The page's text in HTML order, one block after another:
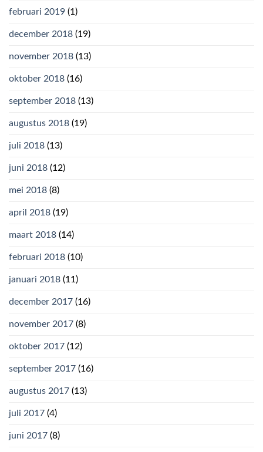
februari 2019 (1)
december 2018 (19)
november 2018 (13)
oktober 2018 (16)
september 2018 (13)
augustus 2018 (19)
juli 2018 (13)
juni 2018 (12)
mei 2018 (8)
april 2018 (19)
maart 2018 (14)
februari 2018 (10)
januari 2018 (11)
december 2017 (16)
november 2017 (8)
oktober 2017 (12)
september 2017 (16)
augustus 2017 (13)
juli 2017 (4)
juni 2017 (8)